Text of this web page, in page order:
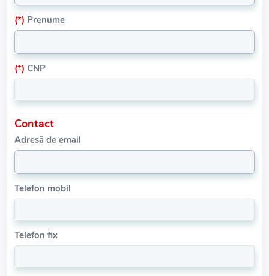
(*) Prenume
(*) CNP
Contact
Adresă de email
Telefon mobil
Telefon fix